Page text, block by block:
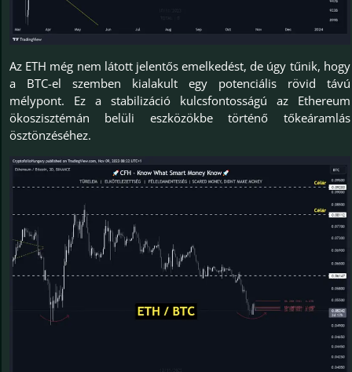
Az ETH még nem látott jelentős emelkedést, de úgy tűnik, hogy
a BTC-el szemben kialakult egy potenciális rövid távú
mélypont. Ez a stabilizáció kulcsfontosságú az Ethereum
ökoszisztémán belüli eszközökbe történő tőkeáramlás
ösztönzéséhez.